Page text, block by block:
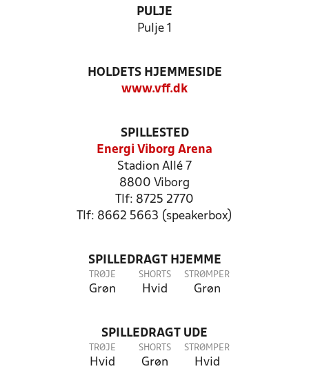
PULJE
Pulje 1
HOLDETS HJEMMESIDE
www.vff.dk
SPILLESTED
Energi Viborg Arena
Stadion Allé 7
8800 Viborg
Tlf: 8725 2770
Tlf: 8662 5663 (speakerbox)
SPILLEDRAGT HJEMME
TRØJE
Grøn
SHORTS
Hvid
STRØMPER
Grøn
SPILLEDRAGT UDE
TRØJE
Hvid
SHORTS
Grøn
STRØMPER
Hvid